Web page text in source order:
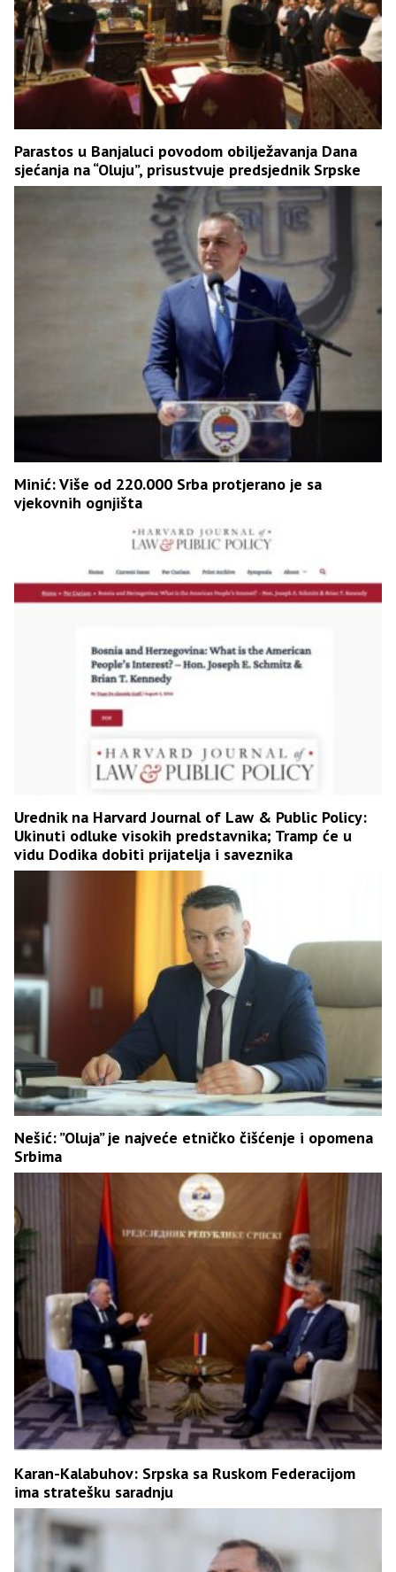
Parastos u Banjaluci povodom obilježavanja Dana
sjećanja na “Oluju”, prisustvuje predsjednik Srpske
Minić: Više od 220.000 Srba protjerano je sa
vjekovnih ognjišta
Urednik na Harvard Journal of Law & Public Policy:
Ukinuti odluke visokih predstavnika; Tramp će u
vidu Dodika dobiti prijatelja i saveznika
Nešić: ”Oluja” je najveće etničko čišćenje i opomena
Srbima
Karan-Kalabuhov: Srpska sa Ruskom Federacijom
ima stratešku saradnju